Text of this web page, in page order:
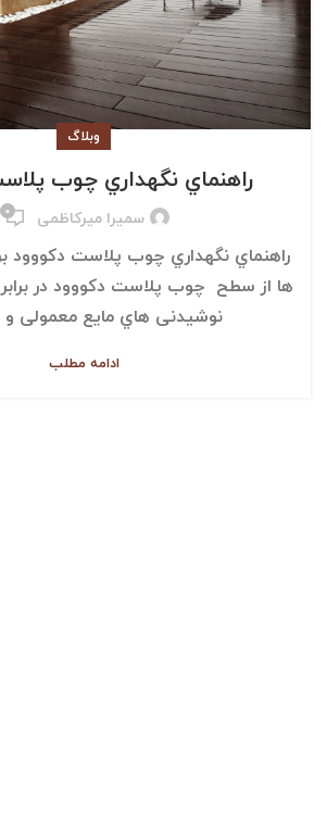
وبلاگ
راهنماي نگهداري چوب
سمیرا میرکاظمی ۰
راهنماي نگهداري چوب پلاست دکووود
ها از سطح چوب پلاست دکووود در
نوشیدنی هاي مایع معمولی و
ادامه مطلب